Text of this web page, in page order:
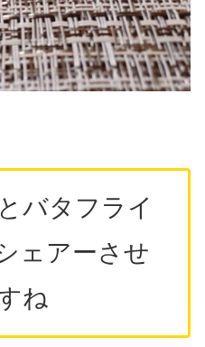
バタフライ
ェアーさせ
ね